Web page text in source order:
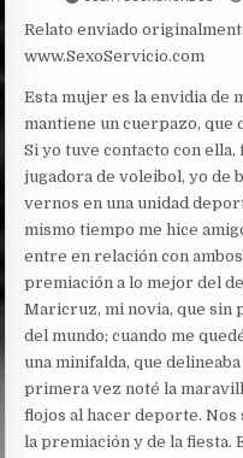
Relato enviado
www.SexoServicio.com
Esta mujer es la envidia de
mantiene un cuerpazo,
Si yo tuve contacto con
jugadora de voleibol, yo de
vernos en una unidad
mismo tiempo me hice
entre en relación con
premiación a lo mejor del
Maricruz, mi novia, que sin
del mundo; cuando me
una minifalda, que
primera vez noté la
flojos al hacer deporte. Nos
la premiación y de la fiesta.